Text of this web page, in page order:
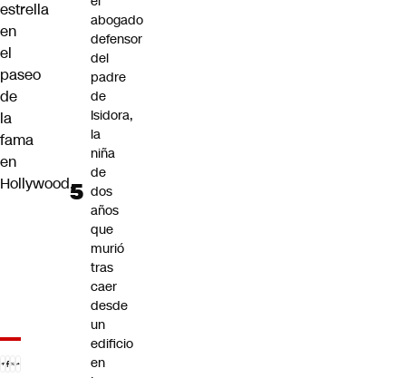
estrella
en
el
paseo
de
la
fama
en
Hollywood.
abogado
defensor
del
padre
de
Isidora,
la
niña
de
dos
años
que
murió
tras
caer
desde
un
edificio
en